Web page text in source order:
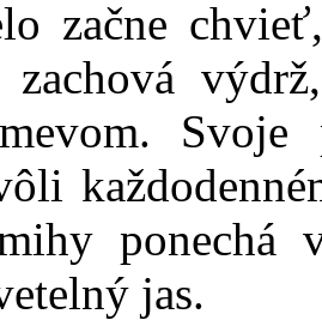
začne
zachová
ponechá
jas.